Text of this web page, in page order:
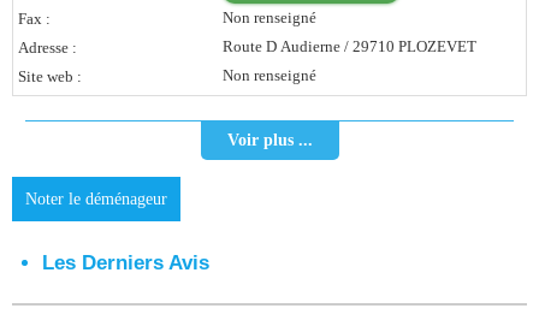
Donnez Votre Avis
Contact
Fax :
Non renseigné
Adresse :
Route D Audierne / 29710 PLOZEVET
Site web :
Non renseigné
Voir plus ...
Noter le déménageur
Les Derniers Avis